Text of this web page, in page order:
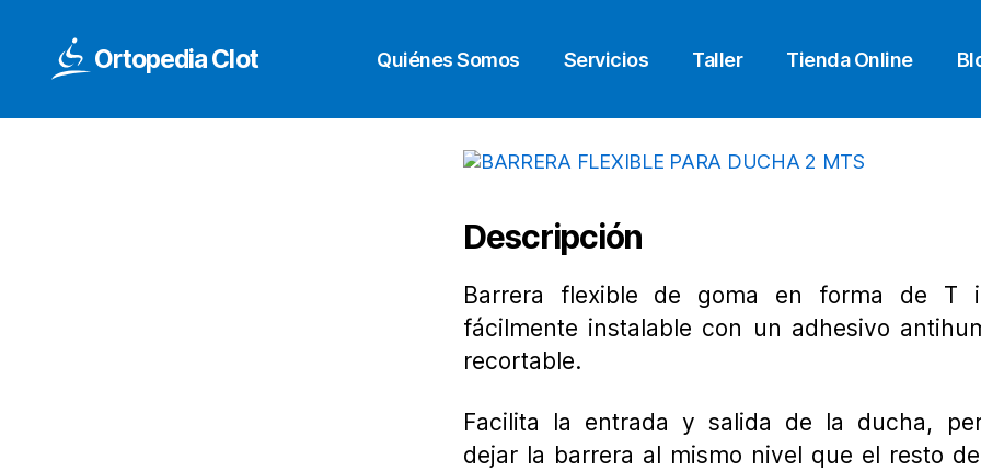
Ortopedia Clot Quiénes Somos Servicios Taller Tienda Online
Descripción
Barrera flexible de goma en forma de T
fácilmente instalable con un adhesivo
recortable.
Facilita la entrada y salida de la ducha,
dejar la barrera al mismo nivel que el resto